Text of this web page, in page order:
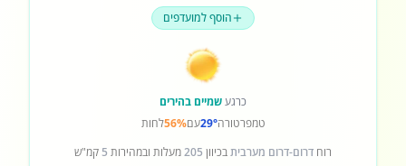
הוסף למועדפים
כרגעשמיים בהירים
טמפרטורה29°עם56%לחות
רוח דרום-דרום מערביתבכיוון 205מעלות ובמהירות 5 קמ"ש